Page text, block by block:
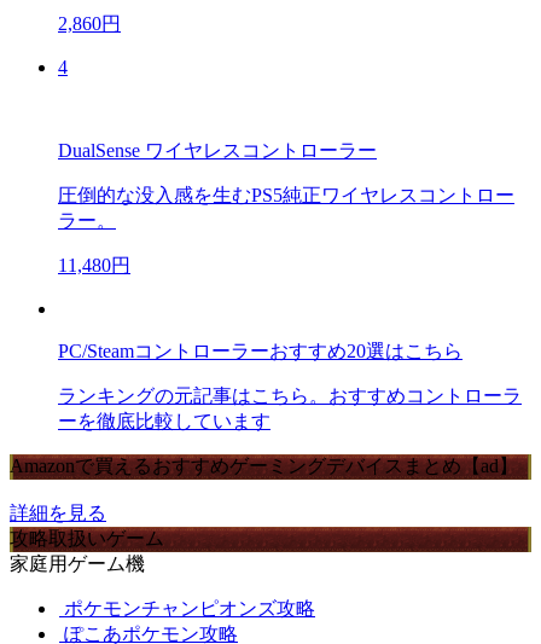
2,860円
4
DualSense ワイヤレスコントローラー
圧倒的な没入感を生むPS5純正ワイヤレスコントロー
ラー。
11,480円
PC/Steamコントローラーおすすめ20選はこちら
ランキングの元記事はこちら。おすすめコントローラ
ーを徹底比較しています
Amazonで買えるおすすめゲーミングデバイスまとめ【ad】
詳細を見る
攻略取扱いゲーム
家庭用ゲーム機
ポケモンチャンピオンズ攻略
ぽこあポケモン攻略